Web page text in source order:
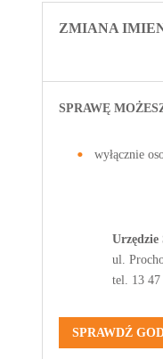
ZMIANA
SPRAWĘ
wyłącznie
Urzędzie
ul.
tel. 13 47
SPRAWDŹ